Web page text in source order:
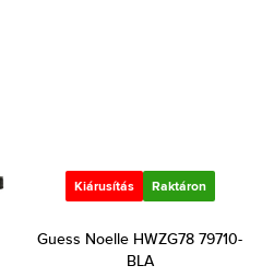
Kiárusítás Raktáron
Guess Noelle HWZG78 79710-
BLA